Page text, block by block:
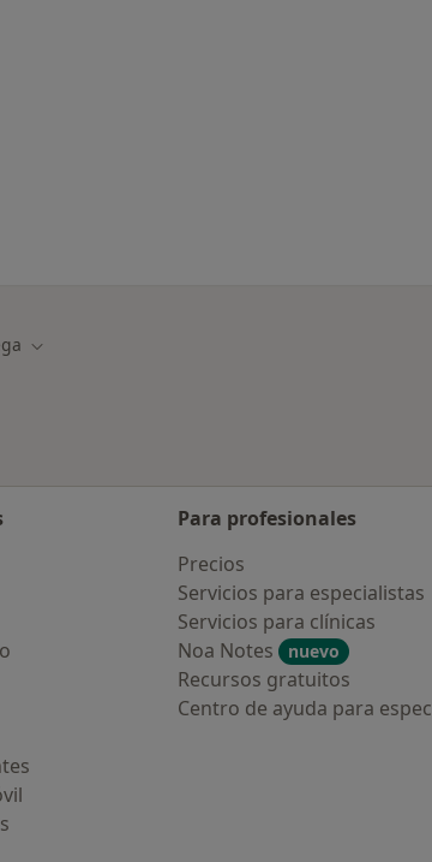
Cambiar de ciudad
Para profesionales
Precios
Servicios para especialistas
Servicios para clínicas
Noa Notes
nuevo
Recursos gratuitos
Centro de ayuda para